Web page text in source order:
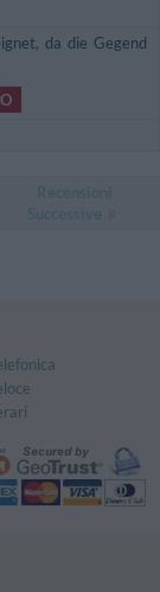
da die Gegend